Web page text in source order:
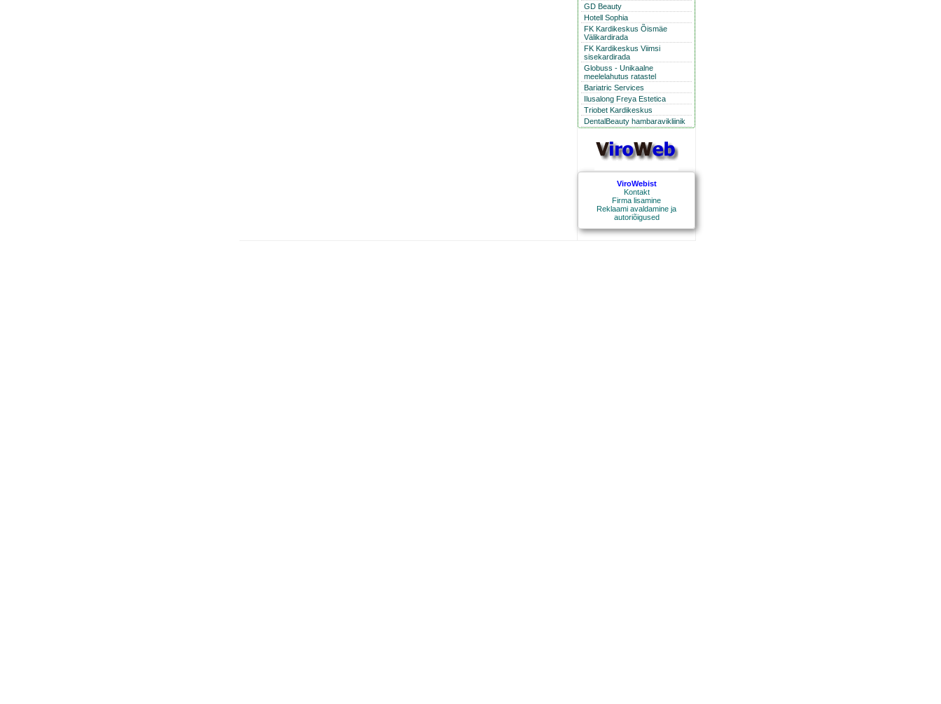
GD Beauty
Hotell Sophia
FK Kardikeskus Õismäe
Välikardirada
FK Kardikeskus Viimsi
sisekardirada
Globuss - Unikaalne
meelelahutus ratastel
Bariatric Services
Ilusalong Freya Estetica
Triobet Kardikeskus
DentalBeauty hambaravikliinik
ViroWebist
Kontakt
Firma lisamine
Reklaami avaldamine ja
autoriõigused